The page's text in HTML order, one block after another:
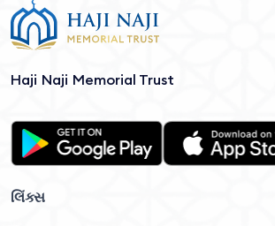
Haji Naji Memorial Trust
લિંક્સ